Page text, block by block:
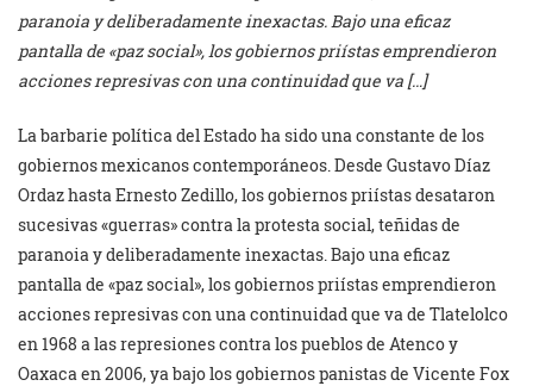
paranoia y deliberadamente inexactas. Bajo una eficaz
pantalla de «paz social», los gobiernos priístas emprendieron
acciones represivas con una continuidad que va […]
La barbarie política del Estado ha sido una constante de los
gobiernos mexicanos contemporáneos. Desde Gustavo Díaz
Ordaz hasta Ernesto Zedillo, los gobiernos priístas desataron
sucesivas «guerras» contra la protesta social, teñidas de
paranoia y deliberadamente inexactas. Bajo una eficaz
pantalla de «paz social», los gobiernos priístas emprendieron
acciones represivas con una continuidad que va de Tlatelolco
en 1968 a las represiones contra los pueblos de Atenco y
Oaxaca en 2006, ya bajo los gobiernos panistas de Vicente Fox